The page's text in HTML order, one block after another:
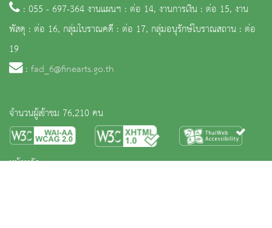
: 055 - 697-364 งานแผนฯ : ต่อ 14, งานการเงิน : ต่อ 15, งาน
พัสดุ : ต่อ 16, กลุ่มโบราณคดี : ต่อ 17, กลุ่มอนุรักษ์โบราณสถาน : ต่อ
19
: fad_6@finearts.go.th
จำนวนผู้เข้าชม 76,210 คน
หน้าหลัก